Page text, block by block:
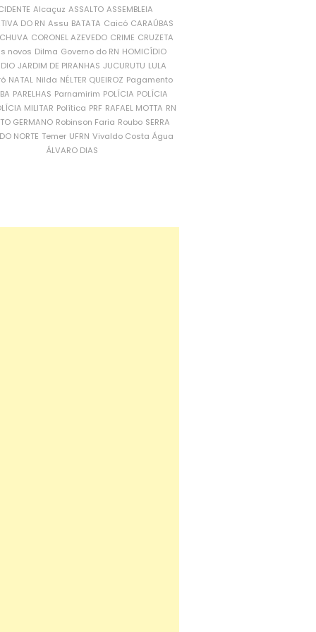
Alcaçuz ASSALTO ASSEMBLEIA
DO RN Assu BATATA Caicó CARAÚBAS
CORONEL AZEVEDO CRIME CRUZETA
novos Dilma Governo do RN HOMICÍDIO
JARDIM DE PIRANHAS JUCURUTU LULA
NATAL Nilda NÉLTER QUEIROZ Pagamento
PARELHAS Parnamirim POLÍCIA POLÍCIA
MILITAR Política PRF RAFAEL MOTTA RN
GERMANO Robinson Faria Roubo SERRA
NORTE Temer UFRN Vivaldo Costa Água
ÁLVARO DIAS